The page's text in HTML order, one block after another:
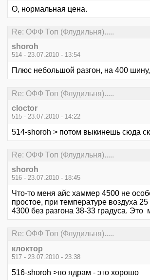
О, нормальная цена.
Re: ОФФ Топ (Флудильня).....
shoroh
514 - 23.07.2010 - 13:54
Плюс небольшой разгон, на 400 шину,
Re: ОФФ Топ (Флудильня).....
cloctor
515 - 23.07.2010 - 14:22
514-shoroh > потом выкинешь сюда
Re: ОФФ Топ (Флудильня).....
shoroh
516 - 23.07.2010 - 18:45
Что-то меня айс хаммер 4500 не
простое, при температуре воздуха
4300 без разгона 38-33 градуса. Это
Re: ОФФ Топ (Флудильня).....
клоктор
517 - 23.07.2010 - 23:38
516-shoroh >по ядрам - это хорошо